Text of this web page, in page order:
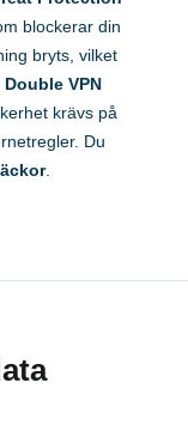
blockerar din
bryts, vilket
Double VPN
krävs på
Du
.